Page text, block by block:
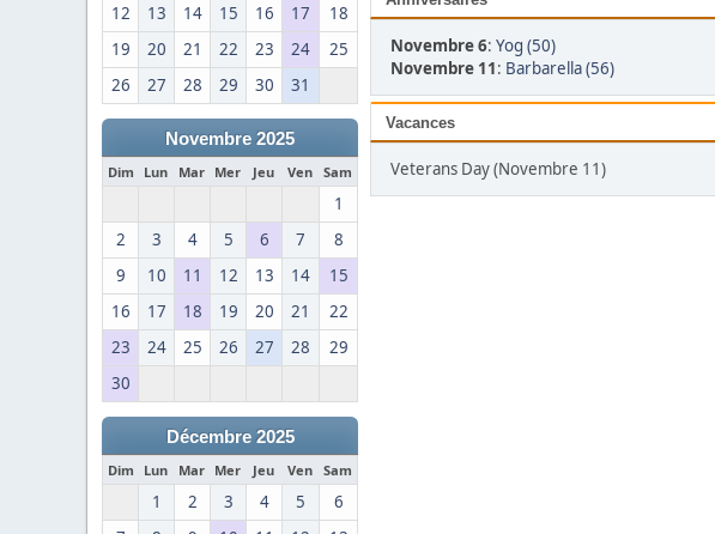
12
13 14 15 16 17
18
19
20 21 22 23 24
25
26
27 28 29 30 31
Novembre 2025
Dim Lun Mar Mer Jeu Ven Sam
1
2
3 4 5 6 7
8
9
10 11 12 13 14
15
16
17 18 19 20 21
22
23
24 25 26 27 28
29
30
Décembre 2025
Dim Lun Mar Mer Jeu Ven Sam
1 2 3 4 5
6
Novembre 6: Yog (50)
Novembre 11: Barbarella (56)
Vacances
Veterans Day (Novembre 11)